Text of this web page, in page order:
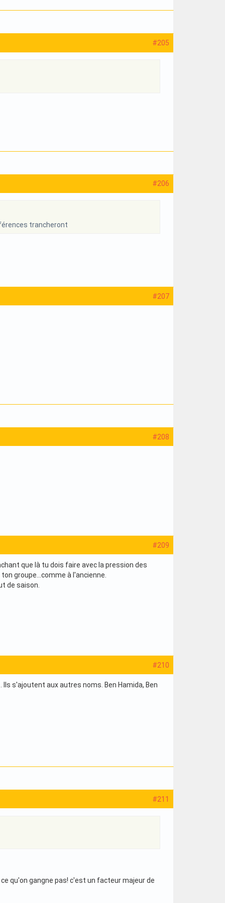
#205
#206
trancheront
#207
#208
#209
que là tu dois faire avec la pression des
groupe...comme à l'ancienne.
de saison.
#210
s'ajoutent aux autres noms. Ben Hamida, Ben
#211
qu'on gangne pas! c'est un facteur majeur de